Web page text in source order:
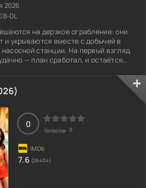
2026
DL
на дерзкое ограбление: они
и укрываются вместе с добычей в
станции. На первый взгляд,
— план сработал, и остаётся
затягивается, и стены
давить на нервы.
0
Голосов: 0
7.6 (26434)